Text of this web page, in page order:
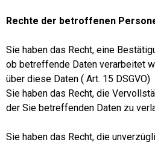
Rechte der betroffenen
Sie haben das Recht, eine
ob betreffende Daten verarbeitet
über diese Daten ( Art. 15 DSGVO)
Sie haben das Recht, die
der Sie betreffenden Daten zu
Sie haben das Recht, die